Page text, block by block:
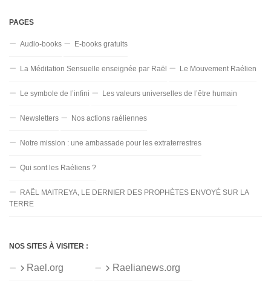
PAGES
Audio-books E-books gratuits
La Méditation Sensuelle enseignée par Raël Le Mouvement Raélien
Le symbole de l’infini Les valeurs universelles de l’être humain
Newsletters Nos actions raéliennes
Notre mission : une ambassade pour les extraterrestres
Qui sont les Raéliens ?
RAËL MAITREYA, LE DERNIER DES PROPHÈTES ENVOYÉ SUR LA
TERRE
NOS SITES À VISITER :
Rael.org Raelianews.org